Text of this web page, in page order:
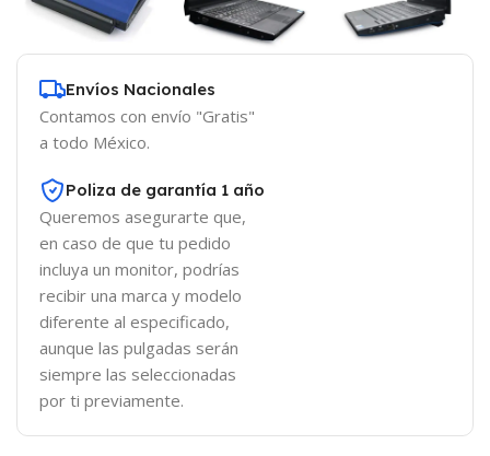
Envíos Nacionales
Contamos con envío "Gratis"
a todo México.
Poliza de garantía 1 año
Queremos asegurarte que,
en caso de que tu pedido
incluya un monitor, podrías
recibir una marca y modelo
diferente al especificado,
aunque las pulgadas serán
siempre las seleccionadas
por ti previamente.